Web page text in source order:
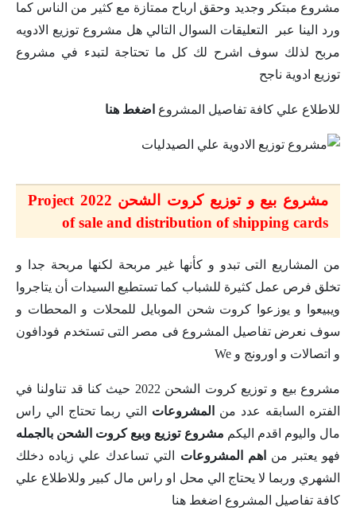
مشروع مبتكر وجديد وحقق ارباح ممتازة مع كثير من الناس كما
ورد الينا عبر التعليقات السوال التالي هل مشروع توزيع الادويه
مربح لذلك سوف اشرح لك كل ما تحتاجة لتبدء في مشروع
توزيع ادوية ناجح
للاطلاع علي كافة تفاصيل المشروع اضغط هنا
مشروع بيع و توزيع كروت الشحن 2022 Project
of sale and distribution of shipping cards
من المشاريع التى تبدو و كأنها غير مربحة لكنها مربحة جدا و
تخلق فرص عمل كثيرة للشباب كما تستطيع السيدات أن يتاجروا
ويبيعوا و يوزعوا كروت شحن الموبايل للمحلات و المحطات و
سوف نعرض تفاصيل المشروع فى مصر التى تستخدم فودافون
و اتصالات و اورونج و We
مشروع بيع و توزيع كروت الشحن 2022 حيث كنا قد تناولنا في
الفتره السابقه عدد من
المشروعات التي ربما تحتاج الي راس
مال واليوم اقدم اليكم مشروع توزيع وبيع كروت الشحن بالجمله
فهو يعتبر من
اهم المشروعات التي تساعدك علي زياده دخلك
الشهري وربما لا يحتاج الي محل او راس مال كبير وللاطلاع علي
كافة تفاصيل المشروع اضغط هنا